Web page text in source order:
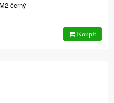
černý